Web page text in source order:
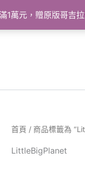
1萬元，贈原版哥吉
首頁 / 商品標籤為
LittleBigPlanet